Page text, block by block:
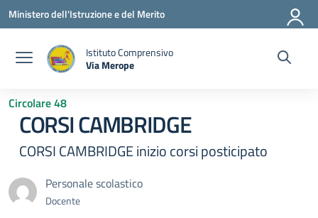
Vai ai contenuti
Vai al menu di navigazione
Vai al footer
Ministero dell'Istruzione e del Merito
Istituto Comprensivo
Via Merope
Circolare 48
CORSI CAMBRIDGE
CORSI CAMBRIDGE inizio corsi posticipato
Personale scolastico
Docente